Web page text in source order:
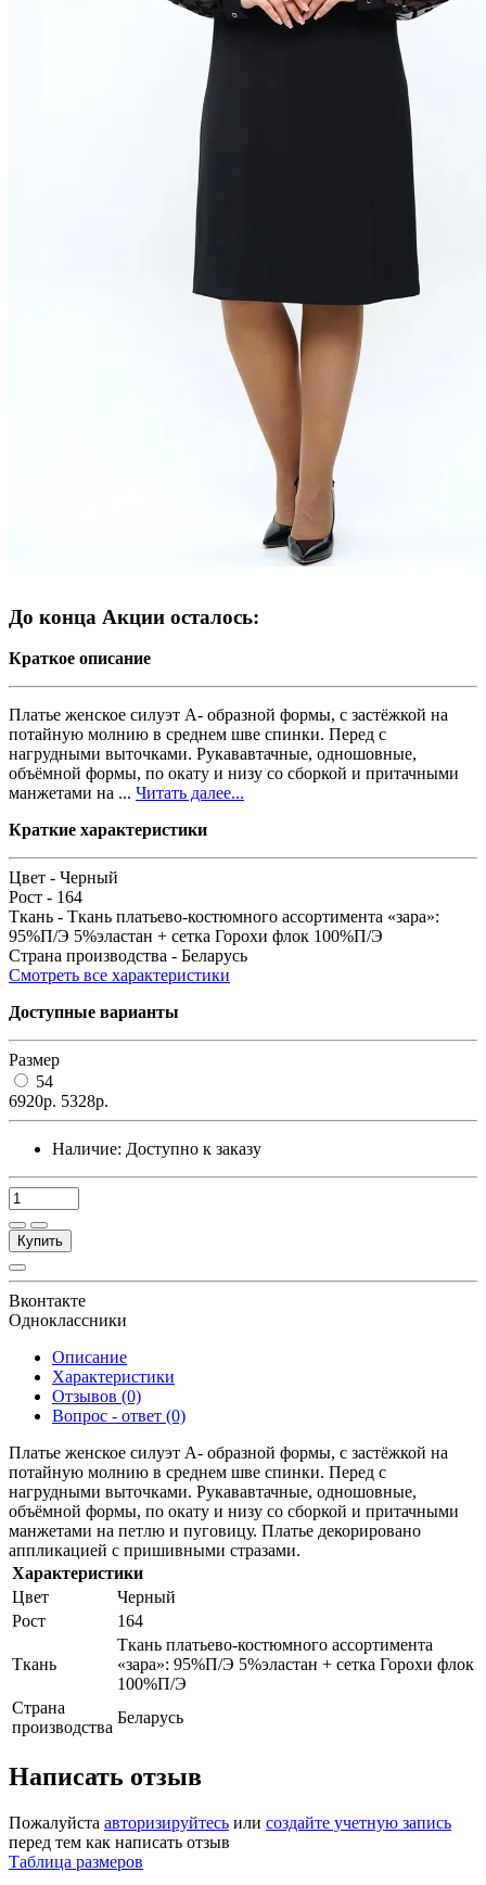
До конца Акции осталось:
Краткое описание
Платье женское силуэт А- образной формы, с застёжкой на
потайную молнию в среднем шве спинки. Перед с
нагрудными выточками. Рукававтачные, одношовные,
объёмной формы, по окату и низу со сборкой и притачными
манжетами на ... Читать далее...
Краткие характеристики
Цвет - Черный
Рост - 164
Ткань - Ткань платьево-костюмного ассортимента «зара»:
95%П/Э 5%эластан + сетка Горохи флок 100%П/Э
Страна производства - Беларусь
Смотреть все характеристики
Доступные варианты
Размер
54
6920р. 5328р.
Наличие: Доступно к заказу
Купить
Вконтакте
Одноклассники
Описание
Характеристики
Отзывов (0)
Вопрос - ответ (0)
Платье женское силуэт А- образной формы, с застёжкой на
потайную молнию в среднем шве спинки. Перед с
нагрудными выточками. Рукававтачные, одношовные,
объёмной формы, по окату и низу со сборкой и притачными
манжетами на петлю и пуговицу. Платье декорировано
аппликацией с пришивными стразами.
Характеристики
Цвет
Черный
Рост
164
Ткань
Ткань платьево-костюмного ассортимента
«зара»: 95%П/Э 5%эластан + сетка Горохи флок
100%П/Э
Страна
производства
Беларусь
Написать отзыв
Пожалуйста авторизируйтесь или создайте учетную запись
перед тем как написать отзыв
Таблица размеров